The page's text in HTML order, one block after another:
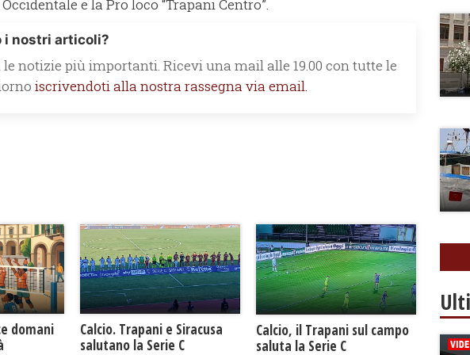
e la Pro loco “Trapani Centro”.
i nostri articoli?
notizie più importanti. Ricevi una mail alle 19.00 con tutte le
iscrivendoti alla nostra rassegna via email.
domani
Calcio. Trapani e Siracusa
salutano la Serie C
Calcio, il Trapani sul campo
saluta la Serie C